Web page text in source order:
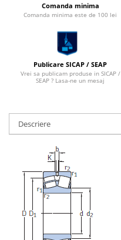
Comanda minima
Comanda minima este de 100 lei
Publicare SICAP / SEAP
Vrei sa publicam produse in SICAP /
SEAP ? Lasa-ne un mesaj
Descriere